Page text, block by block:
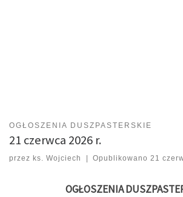
OGŁOSZENIA DUSZPASTERSKIE
21 czerwca 2026 r.
przez ks. Wojciech Opublikowano21
OGŁOSZENIA